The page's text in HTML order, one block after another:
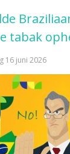
tabak
16 juni 2026